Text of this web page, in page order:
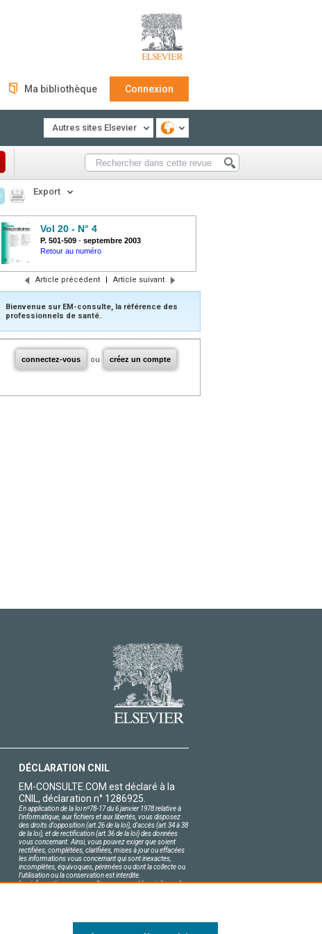
Ma bibliothèque Connexion
Autres sites Elsevier
Export
Vol 20 - N° 4
P. 501-509 - septembre 2003
Retour au numéro
Article précédent | Article suivant
Bienvenue sur EM-consulte, la référence des
professionnels de santé.
connectez-vous ou créez un compte
DÉCLARATION CNIL
EM-CONSULTE.COM est déclaré à la
CNIL, déclaration n° 1286925.
En application de la loi nº78-17 du 6 janvier 1978 relative à
l'informatique, aux fichiers et aux libertés, vous disposez
des droits d'opposition (art.26 de la loi), d'accès (art.34 à 38
de la loi), et de rectification (art.36 de la loi) des données
vous concernant. Ainsi, vous pouvez exiger que soient
rectifiées, complétées, clarifiées, mises à jour ou effacées
les informations vous concernant qui sont inexactes,
incomplètes, équivoques, périmées ou dont la collecte ou
l'utilisation ou la conservation est interdite.
Les informations personnelles concernant les visiteurs de